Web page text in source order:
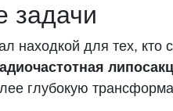
задачи
находкой для тех, кто
глубокую